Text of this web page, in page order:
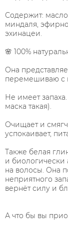
Содержит:
миндаля,
эхинацеи. ⠀
🌸 100%
Она
перемешиваю с
Не имеет
маска такая).
Очищает и
успокаивает,
Также белая
и биологически
на волосы. Она
неприятного
вернёт силу и
А что бы вы